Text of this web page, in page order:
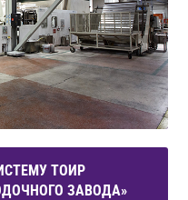
ТОИР
ЗАВОДА»